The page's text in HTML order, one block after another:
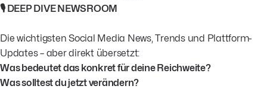
🎙️ DEEP DIVE NEWSROOM
Die wichtigsten Social Media News, Trends und Plattform-
Updates – aber direkt übersetzt:
Was bedeutet das konkret für deine Reichweite?
Was solltest du jetzt verändern?